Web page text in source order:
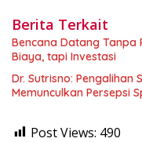
Berita Terkait
Bencana Datang Tanpa
Biaya, tapi Investasi
Dr. Sutrisno: Pengalihan
Memunculkan Persepsi
Post Views: 490